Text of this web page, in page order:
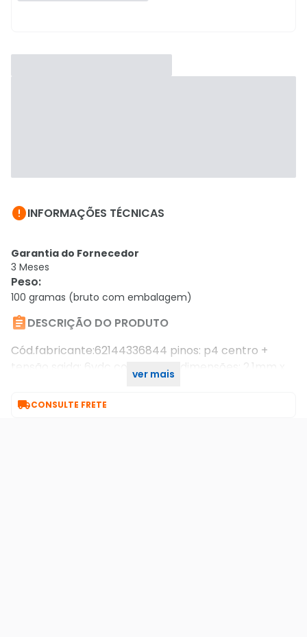
INFORMAÇÕES TÉCNICAS
Garantia do Fornecedor
3 Meses
Peso:
100 gramas (bruto com embalagem)
DESCRIÇÃO DO PRODUTO
Cód.fabricante:62144336844 pinos: p4 centro +
tensão saida: 6vdc corrente: 1a dimensões: 2,1mm x
ver mais
CONSULTE FRETE